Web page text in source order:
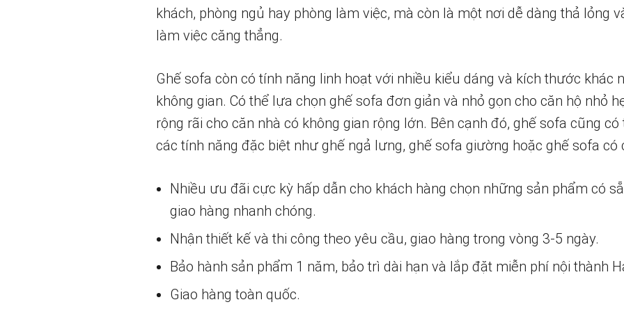
khách, phòng ngủ hay phòng làm việc, mà còn là một nơi dễ dàng thả lỏng
làm việc căng thẳng.
Ghế sofa còn có tính năng linh hoạt với nhiều kiểu dáng và kích thước khác
không gian. Có thể lựa chọn ghế sofa đơn giản và nhỏ gọn cho căn hộ nhỏ
rộng rãi cho căn nhà có không gian rộng lớn. Bên cạnh đó, ghế sofa cũng
các tính năng đặc biệt như ghế ngả lưng, ghế sofa giường hoặc ghế sofa có
Nhiều ưu đãi cực kỳ hấp dẫn cho khách hàng chọn những sản phẩm có
giao hàng nhanh chóng.
Nhận thiết kế và thi công theo yêu cầu, giao hàng trong vòng 3-5 ngày.
Bảo hành sản phẩm 1 năm, bảo trì dài hạn và lắp đặt miễn phí nội thành
Giao hàng toàn quốc.